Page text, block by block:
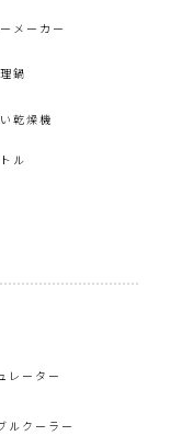
メーカー
鍋
乾燥機
ル
レーター
ルクーラー